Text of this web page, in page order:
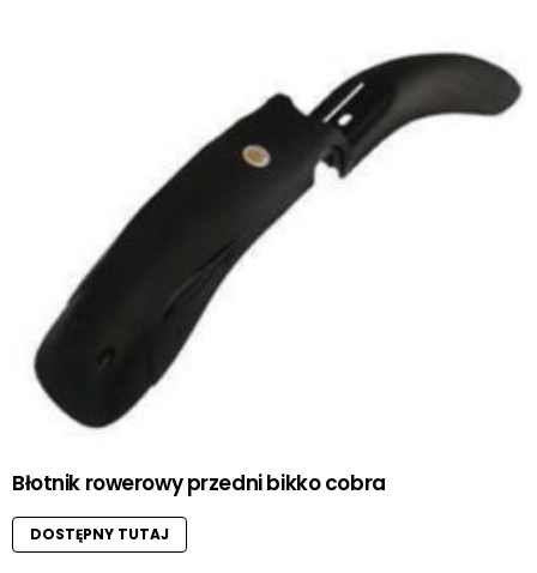
Błotnik rowerowy przedni bikko cobra
DOSTĘPNY TUTAJ